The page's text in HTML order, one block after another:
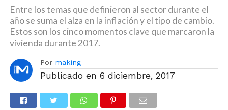
Entre los temas que definieron al sector durante el
año se suma el alza en la inflación y el tipo de cambio.
Estos son los cinco momentos clave que marcaron la
vivienda durante 2017.
Por making
Publicado en 6 diciembre, 2017